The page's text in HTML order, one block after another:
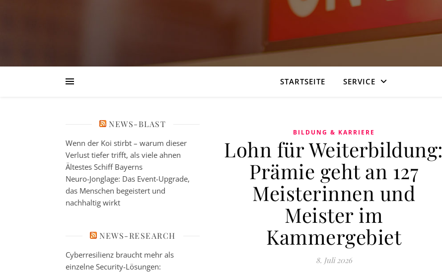
STARTSEITE SERVICE
NEWS-BLAST
Wenn der Koi stirbt – warum dieser
Verlust tiefer trifft, als viele ahnen
Ältestes Schiff Bayerns
Neuro-Jonglage: Das Event-Upgrade,
das Menschen begeistert und
nachhaltig wirkt
NEWS-RESEARCH
Cyberresilienz braucht mehr als
einzelne Security-Lösungen:
BILDUNG & KARRIERE
Lohn für Weiterbildung:
Prämie geht an 127
Meisterinnen und
Meister im
Kammergebiet
8. Juli 2026